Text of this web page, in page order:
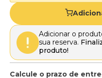
Adicionar o
sua reserva.
produto!